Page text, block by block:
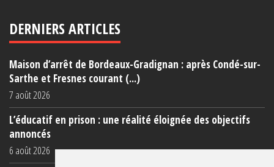
DERNIERS ARTICLES
Maison d’arrêt de Bordeaux-Gradignan : après Condé-sur-
Sarthe et Fresnes courant (...)
7 août 2026
L’éducatif en prison : une réalité éloignée des objectifs
annoncés
6 août 2026